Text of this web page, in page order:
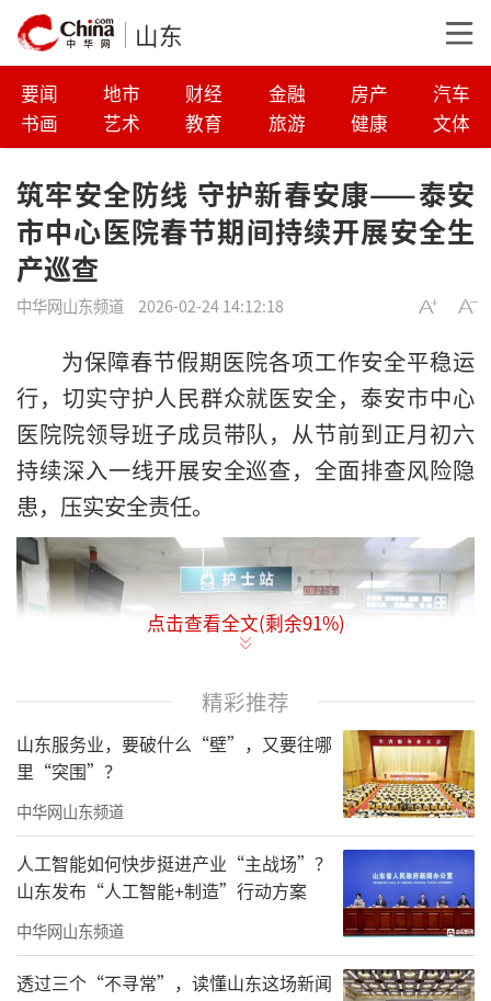
山东
要闻 地市 财经 金融 房产
汽车
书画
艺术 教育 旅游 健康 文体
筑牢安全防线 守护新春安康——泰安
市中心医院春节期间持续开展安全生
产巡查
中华网山东频道 2026-02-24 14:12:18
为保障春节假期医院各项工作安全平稳运
行，切实守护人民群众就医安全，泰安市中心
医院院领导班子成员带队，从节前到正月初六
持续深入一线开展安全巡查，全面排查风险隐
患，压实安全责任。
点击查看全文(剩余91%)
精彩推荐
山东服务业，要破什么“壁”，又要往哪
里“突围”？
中华网山东频道
人工智能如何快步挺进产业“主战场”？
山东发布“人工智能+制造”行动方案
中华网山东频道
透过三个“不寻常”，读懂山东这场新闻